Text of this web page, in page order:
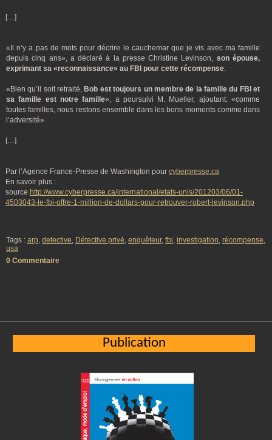
[…]
«Il n’y a pas de mots pour décrire le cauchemar que je vis avec ma famille
depuis cinq ans», a déclaré à la presse Christine Levinson, son épouse,
exprimant sa «reconnaissance» au FBI pour cette récompense.
«Bien qu’il soit retraité, Bob est toujours un membre de la famille du FBI et
sa famille est notre famille», a poursuivi M. Mueller, ajoutant: «comme
toutes familles, nous restons ensemble dans les bons moments comme dans
l’adversité».
[…]
Par l’Agence France-Presse de Washington pour cyberpresse.ca
En savoir plus :
source http://www.cyberpresse.ca/international/etats-unis/201203/06/01-
4503043-le-fbi-offre-1-million-de-dollars-pour-retrouver-robert-levinson.php
Tags : arp, detective, Détective privé, enquêteur, fbi, investigation, récompense,
usa
0 Commentaire
Publication